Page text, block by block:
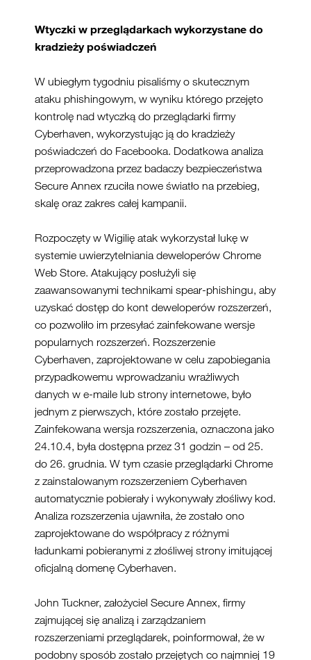
Wtyczki w przeglądarkach wykorzystane do
kradzieży poświadczeń
W ubiegłym tygodniu pisaliśmy o skutecznym
ataku phishingowym, w wyniku którego przejęto
kontrolę nad wtyczką do przeglądarki firmy
Cyberhaven, wykorzystując ją do kradzieży
poświadczeń do Facebooka. Dodatkowa analiza
przeprowadzona przez badaczy bezpieczeństwa
Secure Annex rzuciła nowe światło na przebieg,
skalę oraz zakres całej kampanii.
Rozpoczęty w Wigilię atak wykorzystał lukę w
systemie uwierzytelniania deweloperów Chrome
Web Store. Atakujący posłużyli się
zaawansowanymi technikami spear-phishingu, aby
uzyskać dostęp do kont deweloperów rozszerzeń,
co pozwoliło im przesyłać zainfekowane wersje
popularnych rozszerzeń. Rozszerzenie
Cyberhaven, zaprojektowane w celu zapobiegania
przypadkowemu wprowadzaniu wrażliwych
danych w e-maile lub strony internetowe, było
jednym z pierwszych, które zostało przejęte.
Zainfekowana wersja rozszerzenia, oznaczona jako
24.10.4, była dostępna przez 31 godzin – od 25.
do 26. grudnia. W tym czasie przeglądarki Chrome
z zainstalowanym rozszerzeniem Cyberhaven
automatycznie pobierały i wykonywały złośliwy kod.
Analiza rozszerzenia ujawniła, że zostało ono
zaprojektowane do współpracy z różnymi
ładunkami pobieranymi z złośliwej strony imitującej
oficjalną domenę Cyberhaven.
John Tuckner, założyciel Secure Annex, firmy
zajmującej się analizą i zarządzaniem
rozszerzeniami przeglądarek, poinformował, że w
podobny sposób zostało przejętych co najmniej 19